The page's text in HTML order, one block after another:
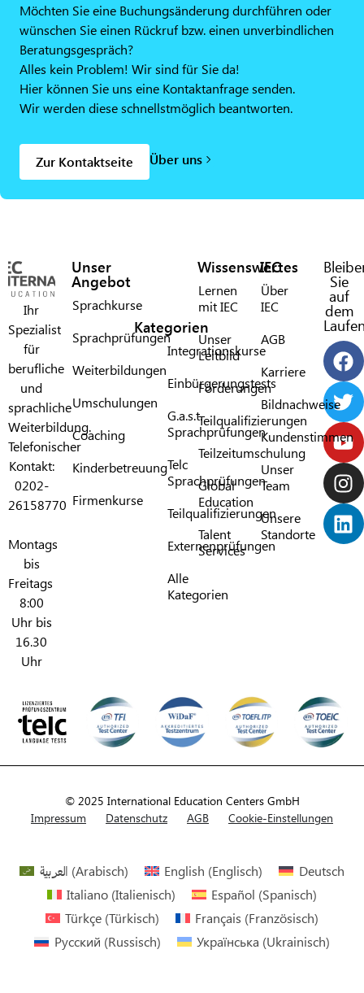
Möchten Sie eine Buchungsänderung durchführen oder
wünschen Sie einen Rückruf bzw. einen unverbindlichen
Beratungsgespräch?
Alles kein Problem! Wir sind für Sie da!
Hier können Sie uns eine Kontaktanfrage senden.
Wir werden diese schnellstmöglich beantworten.
Zur Kontaktseite Über uns
Ihr
Spezialist
für
berufliche
und
sprachliche
Weiterbildung.
Telefonischer
Kontakt:
0202-
26158770
Montags
bis
Freitags
8:00
Uhr bis
16.30
Uhr
Unser
Angebot
Sprachkurse
Sprachprüfungen
Weiterbildungen
Umschulungen
Coaching
Kinderbetreuung
Firmenkurse
Kategorien
Integrationskurse
Einbürgerungstests
G.a.s.t.
Sprachprüfungen​
Telc
Sprachprüfungen​
Teilqualifizierungen​
Externenprüfungen
Alle
Kategorien​
Wissenswertes
Lernen
mit IEC​
Unser
Leitbild
Förderungen​
Teilqualifizierungen
Teilzeitumschulung
Global
Education
Talent
Services
IEC
Über
IEC​
AGB
Karriere
Bildnachweise
Kundenstimmen
Unser
Team
Unsere
Standorte
Sie
auf
dem
© 2025 International Education Centers GmbH
Impressum
Datenschutz AGB Cookie-Einstellungen
العربية (Arabisch) English (Englisch)
Deutsch
Italiano (Italienisch) Español (Spanisch)
Türkçe (Türkisch) Français (Französisch)
Русский (Russisch) Українська (Ukrainisch)